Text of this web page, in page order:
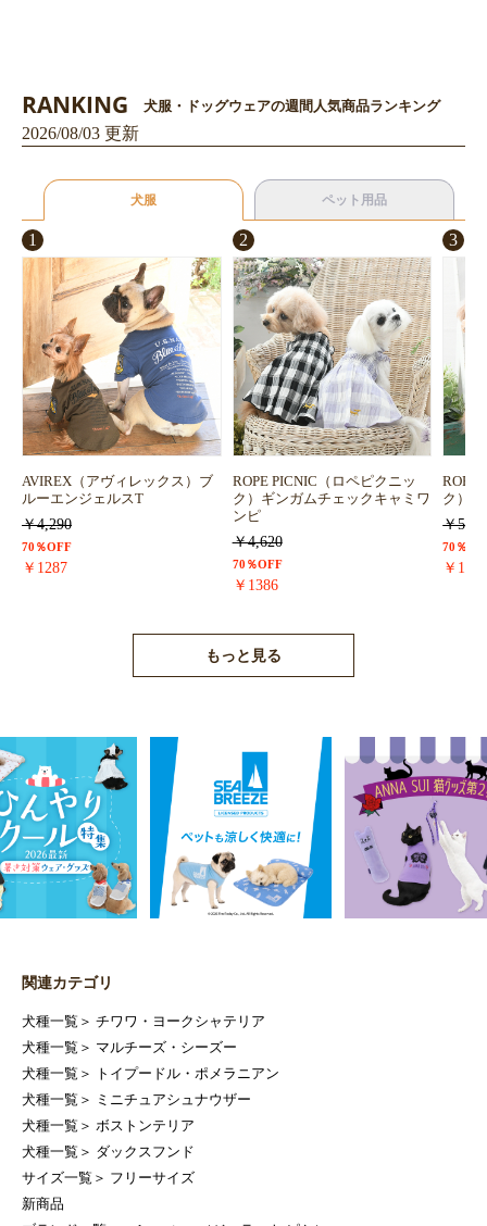
RANKING 犬服・ドッグウェアの週間人気商品ランキング
2026/08/03 更新
犬服 ペット用品
1
AVIREX（アヴィレックス）ブ
ルーエンジェルスT
￥4,290
70％OFF
￥1287
2
ROPE PICNIC（ロペピクニッ
ク）ギンガムチェックキャミワ
ンピ
￥4,620
70％OFF
￥1386
3
ROPE
ク）
￥
70％
￥
もっと見る
関連カテゴリ
犬種一覧 ＞ チワワ・ヨークシャテリア
犬種一覧 ＞ マルチーズ・シーズー
犬種一覧 ＞
トイプードル・ポメラニアン
犬種一覧 ＞
ミニチュアシュナウザー
犬種一覧 ＞ ボストンテリア
犬種一覧 ＞ ダックスフンド
サイズ一覧 ＞ フリーサイズ
新商品